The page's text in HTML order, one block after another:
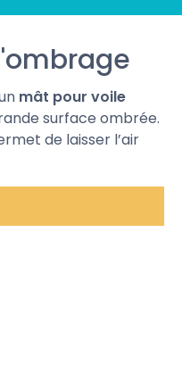
mât pour voile
surface ombrée.
de laisser l’air